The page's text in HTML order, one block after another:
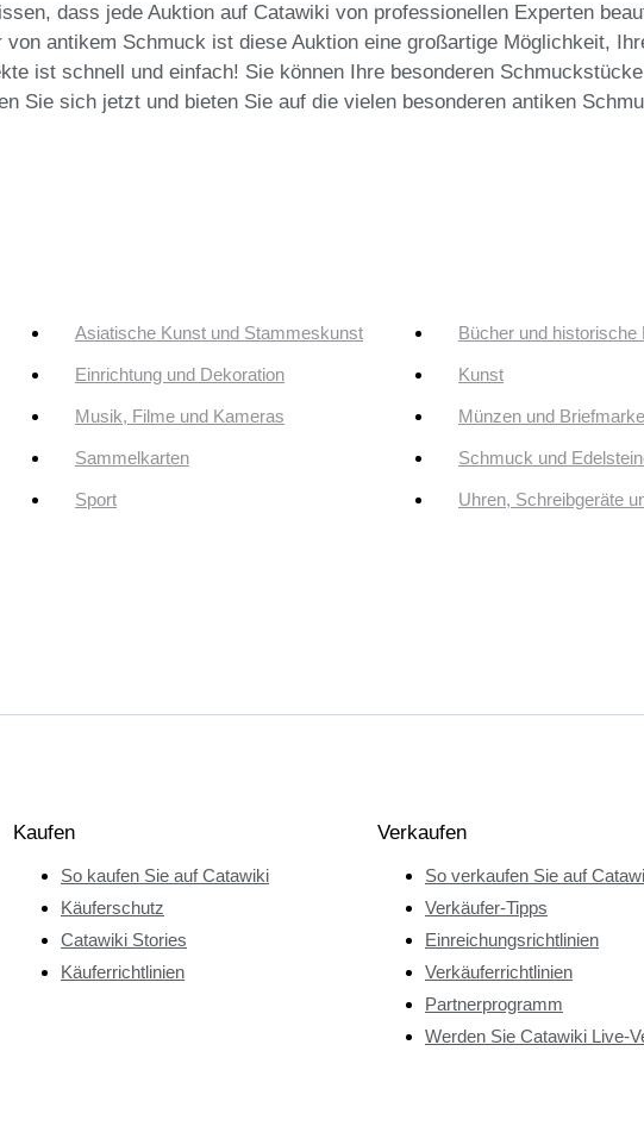
dass jede Auktion auf Catawiki von professionellen Experten
antikem Schmuck ist diese Auktion eine großartige Möglichkeit,
ist schnell und einfach! Sie können Ihre besonderen
Sie sich jetzt und bieten Sie auf die vielen besonderen antiken
Asiatische Kunst und Stammeskunst Bücher und historische
Einrichtung und Dekoration Kunst
Musik, Filme und Kameras Münzen und
Sammelkarten Schmuck und
Sport Uhren, Schreibgeräte
Kaufen
So kaufen Sie auf Catawiki
Käuferschutz
Catawiki Stories
Käuferrichtlinien
Verkaufen
So verkaufen Sie auf
Verkäufer-Tipps
Einreichungsrichtlinien
Verkäuferrichtlinien
Partnerprogramm
Werden Sie Catawiki Live-